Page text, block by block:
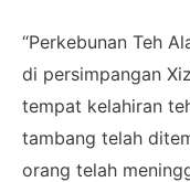
“Perkebunan Teh
di persimpangan
tempat kelahiran
tambang telah
orang telah